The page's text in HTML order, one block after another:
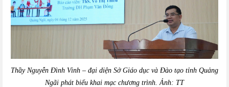
Thầy Nguyễn Đình Vinh – đại diện Sở Giáo dục và Đào tạo tỉnh Quảng
Ngãi phát biểu khai mạc chương trình. Ảnh: TT